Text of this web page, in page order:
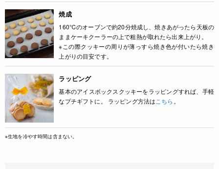
焼成
160℃のオーブンで約20分焼成し、焼きあがったら天板の
ままケーキクーラーの上で粗熱が取れたら出来上がり。
※この際クッキーの周りが薄っすら焼き色が付いたら焼き
上がりの目安です。
ラッピング
基本のアイスボックスクッキーをラッピングすれば、手軽
なプチギフトに。 ラッピング方法はこちら 。
※生地を冷やす時間は含まない。